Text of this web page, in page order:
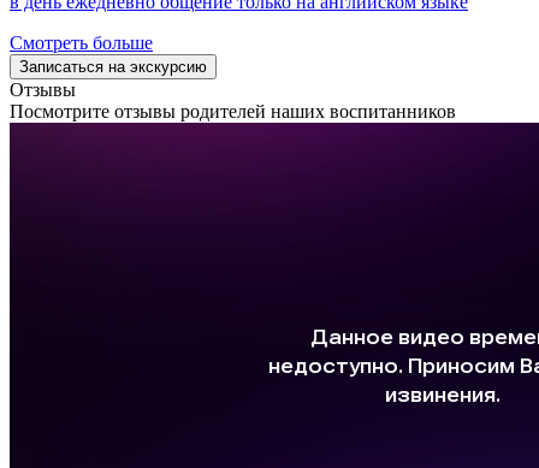
Смотреть больше
Записаться на экскурсию
Отзывы
Посмотрите отзывы родителей наших воспитанников